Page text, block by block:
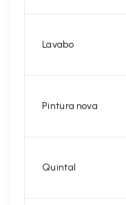
Lavabo
Pintura nova
Quintal